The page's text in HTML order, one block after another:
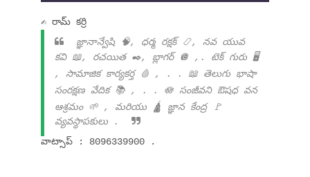
✍ రామ్ కర్రి
జ్ఞానాన్వేషి 🧠, ధర్మ రక్షక్ 📿, నవ యువ
కవి 📖, రచయిత ✒️, బ్లాగర్ 🪩 ,. టెక్ గురు 🖥️
, సామాజిక కార్యకర్త 🩸 , . . 📖 తెలుగు భాషా
సంరక్షణ వేదిక 📚 , . . 🪷 సంజీవని ఔషధ వన
ఆశ్రమం 🌱 , మరియు 🛕 జ్ఞాన కేంద్ర 🚩
వ్యవస్థాపకులు .
వాట్సాప్ : 8096339900 .